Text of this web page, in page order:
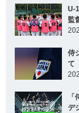
U-
監
侍
て
デ